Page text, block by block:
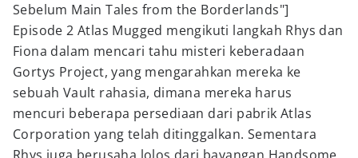
Sebelum Main Tales from the Borderlands"]
Episode 2 Atlas Mugged mengikuti langkah Rhys dan
Fiona dalam mencari tahu misteri keberadaan
Gortys Project, yang mengarahkan mereka ke
sebuah Vault rahasia, dimana mereka harus
mencuri beberapa persediaan dari pabrik Atlas
Corporation yang telah ditinggalkan. Sementara